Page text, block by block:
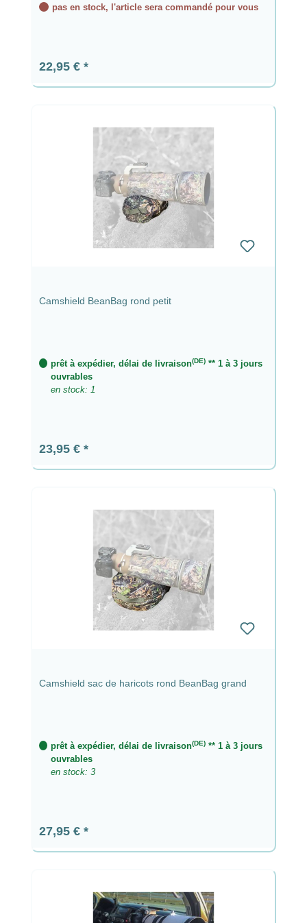
pas en stock, l'article sera commandé pour vous
Prix régulier :
22,95 €
Camshield BeanBag rond petit
prêt à expédier, délai de livraison(DE)** 1 à 3 jours
ouvrables
en stock: 1
Prix régulier :
23,95 €
Camshield sac de haricots rond BeanBag grand
prêt à expédier, délai de livraison(DE)** 1 à 3 jours
ouvrables
en stock: 3
Prix régulier :
27,95 €